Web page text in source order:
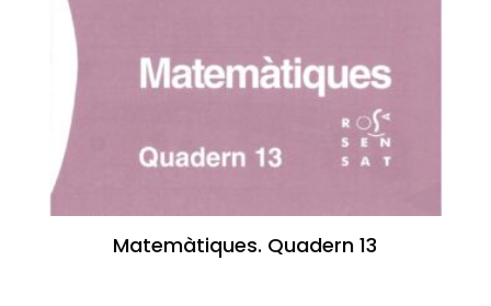
Matemàtiques. Quadern 13